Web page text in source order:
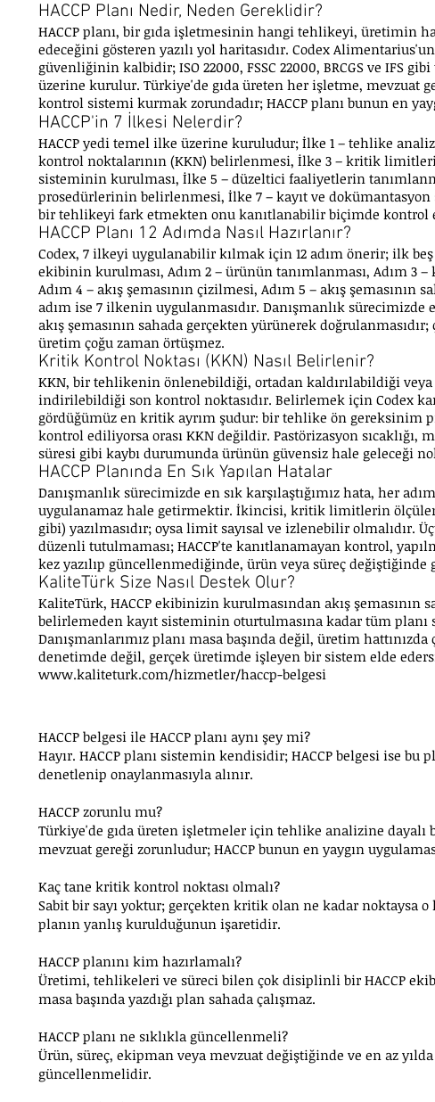
HACCP Planı Nedir, Neden Gereklidir?
HACCP planı, bir gıda işletmesinin hangi tehlikeyi, üretimin
edeceğini gösteren yazılı yol haritasıdır. Codex
güvenliğinin kalbidir; ISO 22000, FSSC 22000, BRCGS ve IFS
üzerine kurulur. Türkiye'de gıda üreten her işletme, mevzuat
kontrol sistemi kurmak zorundadır; HACCP planı bunun en
HACCP'in 7 İlkesi Nelerdir?
HACCP yedi temel ilke üzerine kuruludur; İlke 1 – tehlike
kontrol noktalarının (KKN) belirlenmesi, İlke 3 – kritik
sisteminin kurulması, İlke 5 – düzeltici faaliyetlerin
prosedürlerinin belirlenmesi, İlke 7 – kayıt ve
bir tehlikeyi fark etmekten onu kanıtlanabilir biçimde kontrol
HACCP Planı 12 Adımda Nasıl Hazırlanır?
Codex, 7 ilkeyi uygulanabilir kılmak için 12 adım önerir; ilk beş
ekibinin kurulması, Adım 2 – ürünün tanımlanması, Adım 3
Adım 4 – akış şemasının çizilmesi, Adım 5 – akış şemasının
adım ise 7 ilkenin uygulanmasıdır. Danışmanlık sürecimizde
akış şemasının sahada gerçekten yürünerek
üretim çoğu zaman örtüşmez.
Kritik Kontrol Noktası (KKN) Nasıl Belirlenir?
KKN, bir tehlikenin önlenebildiği, ortadan kaldırılabildiği
indirilebildiği son kontrol noktasıdır. Belirlemek için Codex
gördüğümüz en kritik ayrım şudur: bir tehlike ön gereksinim
kontrol ediliyorsa orası KKN değildir. Pastörizasyon sıcaklığı,
süresi gibi kaybı durumunda ürünün güvensiz hale geleceği
HACCP Planında En Sık Yapılan Hatalar
Danışmanlık sürecimizde en sık karşılaştığımız hata, her
uygulanamaz hale getirmektir. İkincisi, kritik limitlerin
gibi) yazılmasıdır; oysa limit sayısal ve izlenebilir olmalıdır.
düzenli tutulmaması; HACCP'te kanıtlanamayan kontrol,
kez yazılıp güncellenmediğinde, ürün veya süreç
KaliteTürk Size Nasıl Destek Olur?
KaliteTürk, HACCP ekibinizin kurulmasından akış şemasının
belirlemeden kayıt sisteminin oturtulmasına kadar tüm planı
Danışmanlarımız planı masa başında değil, üretim hattınızda
denetimde değil, gerçek üretimde işleyen bir sistem elde
www.kaliteturk.com/hizmetler/haccp-belgesi
HACCP belgesi ile HACCP planı aynı şey mi?
Hayır. HACCP planı sistemin kendisidir; HACCP belgesi ise bu
denetlenip onaylanmasıyla alınır.
HACCP zorunlu mu?
Türkiye'de gıda üreten işletmeler için tehlike analizine
mevzuat gereği zorunludur; HACCP bunun en yaygın
Kaç tane kritik kontrol noktası olmalı?
Sabit bir sayı yoktur; gerçekten kritik olan ne kadar noktaysa
planın yanlış kurulduğunun işaretidir.
HACCP planını kim hazırlamalı?
Üretimi, tehlikeleri ve süreci bilen çok disiplinli bir HACCP
masa başında yazdığı plan sahada çalışmaz.
HACCP planı ne sıklıkla güncellenmeli?
Ürün, süreç, ekipman veya mevzuat değiştiğinde ve en az
güncellenmelidir.